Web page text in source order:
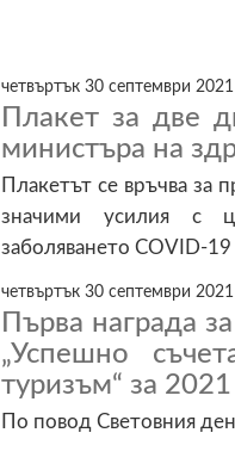
четвъртък 30 септември
Плакет за две
министъра на
Плакетът се връчва за
значими усилия с
заболяването COVID-19
четвъртък 30 септември
Първа награда
„Успешно
туризъм“ за 2021
По повод Световния